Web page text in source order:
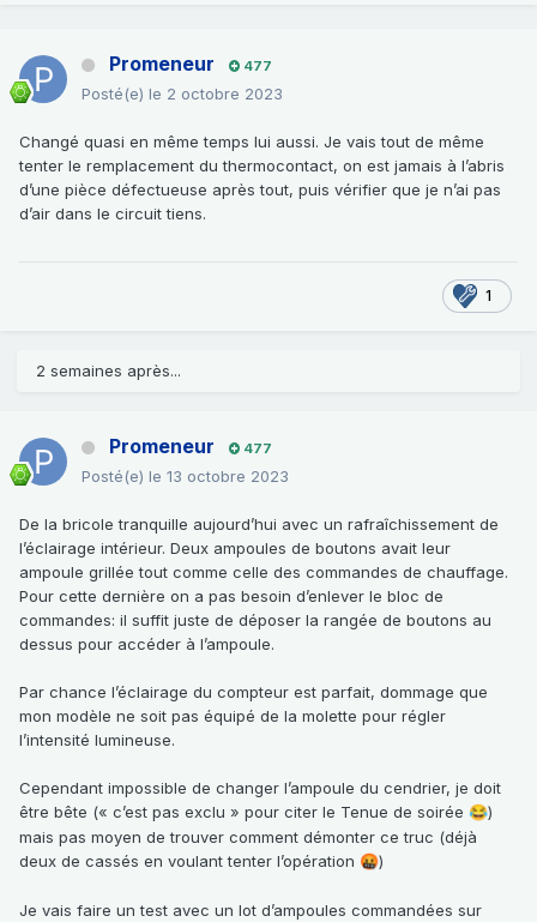
Promeneur 477
Posté(e) le 2 octobre 2023
Changé quasi en même temps lui aussi. Je vais tout de même
tenter le remplacement du thermocontact, on est jamais à l’abris
d’une pièce défectueuse après tout, puis vérifier que je n’ai pas
d’air dans le circuit tiens.
1
2 semaines après...
Promeneur 477
Posté(e) le 13 octobre 2023
De la bricole tranquille aujourd’hui avec un rafraîchissement de
l’éclairage intérieur. Deux ampoules de boutons avait leur
ampoule grillée tout comme celle des commandes de chauffage.
Pour cette dernière on a pas besoin d’enlever le bloc de
commandes: il suffit juste de déposer la rangée de boutons au
dessus pour accéder à l’ampoule.
Par chance l’éclairage du compteur est parfait, dommage que
mon modèle ne soit pas équipé de la molette pour régler
l’intensité lumineuse.
Cependant impossible de changer l’ampoule du cendrier, je doit
être bête (« c’est pas exclu » pour citer le Tenue de soirée 😂)
mais pas moyen de trouver comment démonter ce truc (déjà
deux de cassés en voulant tenter l’opération 🤬)
Je vais faire un test avec un lot d’ampoules commandées sur